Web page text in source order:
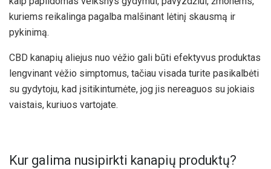
kuriems reikalinga pagalba malšinant lėtinį skausmą ir
pykinimą.
CBD kanapių aliejus nuo vėžio gali būti efektyvus produktas
lengvinant vėžio simptomus, tačiau visada turite pasikalbėti
su gydytoju, kad įsitikintumėte, jog jis nereaguos su jokiais
vaistais, kuriuos vartojate.
Kur galima nusipirkti kanapių produktų?